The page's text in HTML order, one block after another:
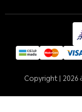
Copyright | 2026